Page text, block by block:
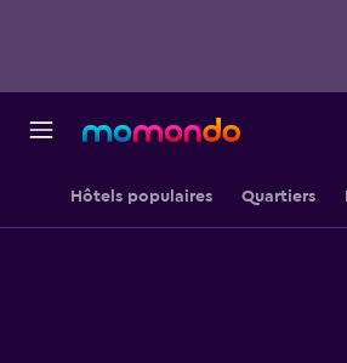
Hôtels populaires Quartiers